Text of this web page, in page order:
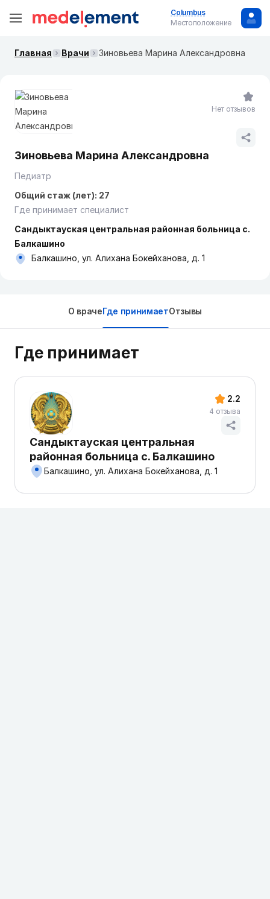
Columbus
Местоположение
Главная Врачи Зиновьева Марина Александровна
Зиновьева Марина Александровна
Педиатр
Общий стаж (лет): 27
Где принимает специалист
Сандыктауская центральная районная больница с.
Балкашино
Балкашино, ул. Алихана Бокейханова, д. 1
Нет отзывов
О врачеГде принимаетОтзывы
Где принимает
Сандыктауская центральная
районная больница с. Балкашино
Балкашино, ул. Алихана Бокейханова, д. 1
2.2
4 отзыва